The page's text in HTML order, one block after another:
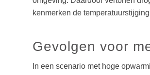
kenmerken de
Gevolgen voor
In een scenario met hoge